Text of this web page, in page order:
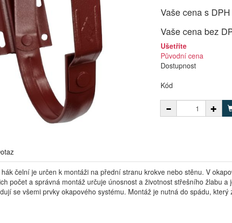
Vaše cena s DPH
Vaše cena bez
Ušetříte
Původní cena
Dostupnost
Kód
čelní je určen k montáži na přední stranu krokve nebo stěnu. V
počet a správná montáž určuje únosnost a životnost střešního žlabu
se všemi prvky okapového systému. Montáž je nutná do spádu,